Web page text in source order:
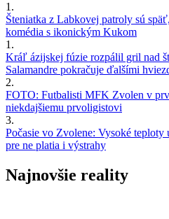
1.
Šteniatka z Labkovej patroly sú
komédia s ikonickým Kukom
1.
Kráľ ázijskej fúzie rozpálil gril nad
Salamandre pokračuje ďalšími
2.
FOTO: Futbalisti MFK Zvolen v
niekdajšiemu prvoligistovi
3.
Počasie vo Zvolene: Vysoké teploty
pre ne platia i výstrahy
Najnovšie reality